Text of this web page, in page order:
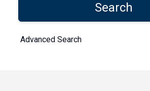
Search
Advanced Search